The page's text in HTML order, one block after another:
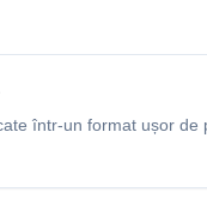
într-un format ușor